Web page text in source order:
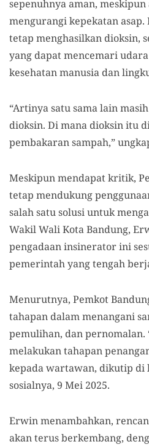
sepenuhnya aman,
mengurangi kepekatan asap.
tetap menghasilkan dioksin,
yang dapat mencemari
kesehatan manusia dan
“Artinya satu sama lain
dioksin. Di mana dioksin itu
pembakaran sampah,”
Meskipun mendapat kritik,
tetap mendukung
salah satu solusi untuk
Wakil Wali Kota Bandung,
pengadaan insinerator ini
pemerintah yang tengah
Menurutnya, Pemkot
tahapan dalam menangani
pemulihan, dan pernomalan.
melakukan tahapan
kepada wartawan, dikutip di
sosialnya, 9 Mei 2025.
Erwin menambahkan,
akan terus berkembang,